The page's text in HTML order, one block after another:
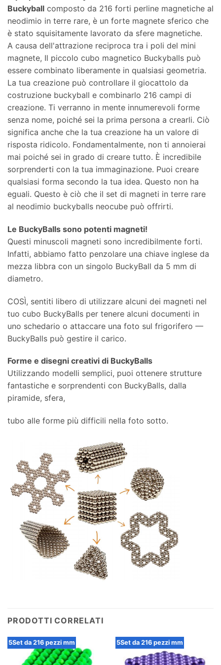
Buckyball composto da 216 forti perline magnetiche al
neodimio in terre rare, è un forte magnete sferico che
è stato squisitamente lavorato da sfere magnetiche.
A causa dell'attrazione reciproca tra i poli del mini
magnete, Il piccolo cubo magnetico Buckyballs può
essere combinato liberamente in qualsiasi geometria.
La tua creazione può controllare il giocattolo da
costruzione buckyball e combinarlo 216 campi di
creazione. Ti verranno in mente innumerevoli forme
senza nome, poiché sei la prima persona a crearli. Ciò
significa anche che la tua creazione ha un valore di
risposta ridicolo. Fondamentalmente, non ti annoierai
mai poiché sei in grado di creare tutto. È incredibile
sorprenderti con la tua immaginazione. Puoi creare
qualsiasi forma secondo la tua idea. Questo non ha
eguali. Questo è ciò che il set di magneti in terre rare
al neodimio buckyballs neocube può offrirti.
Le BuckyBalls sono potenti magneti!
Questi minuscoli magneti sono incredibilmente forti.
Infatti, abbiamo fatto penzolare una chiave inglese da
mezza libbra con un singolo BuckyBall da 5 mm di
diametro.
COSÌ, sentiti libero di utilizzare alcuni dei magneti nel
tuo cubo BuckyBalls per tenere alcuni documenti in
uno schedario o attaccare una foto sul frigorifero —
BuckyBalls può gestire il carico.
Forme e disegni creativi di BuckyBalls
Utilizzando modelli semplici, puoi ottenere strutture
fantastiche e sorprendenti con BuckyBalls, dalla
piramide, sfera,
tubo alle forme più difficili nella foto sotto.
PRODOTTI CORRELATI
5Set da 216 pezzi mm 5Set da 216 pezzi mm